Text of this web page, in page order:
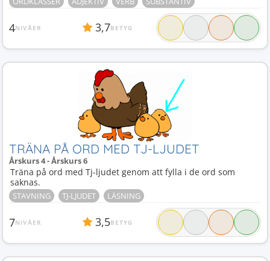
4NIVÅER 3,7BETYG
TRÄNA PÅ ORD MED TJ-LJUDET
Årskurs 4 - Årskurs 6
Träna på ord med Tj-ljudet genom att fylla i de ord som
saknas.
STAVNING TJ-LJUDET LÄSNING
7NIVÅER 3,5BETYG